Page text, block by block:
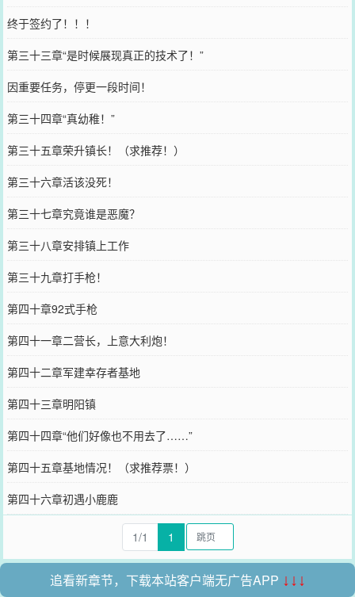
终于签约了！！！
第三十三章“是时候展现真正的技术了！”
因重要任务，停更一段时间！
第三十四章“真幼稚！”
第三十五章荣升镇长！（求推荐！）
第三十六章活该没死！
第三十七章究竟谁是恶魔？
第三十八章安排镇上工作
第三十九章打手枪！
第四十章92式手枪
第四十一章二营长，上意大利炮！
第四十二章军建幸存者基地
第四十三章明阳镇
第四十四章“他们好像也不用去了……”
第四十五章基地情况！（求推荐票！）
第四十六章初遇小鹿鹿
1/1 1
追看新章节，下载本站客户端无广告APP ↓↓↓